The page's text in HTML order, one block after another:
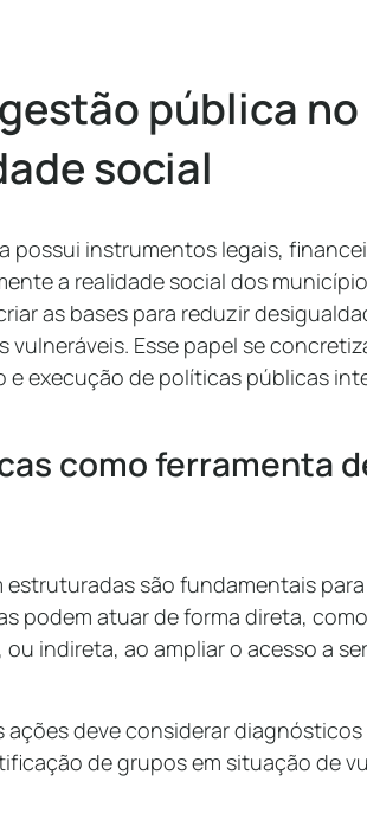
pública
social
possui instrumentos legais,
a realidade social dos
as bases para reduzir
vulneráveis. Esse papel se
e execução de políticas públicas
como ferramenta
estruturadas são fundamentais
podem atuar de forma direta,
indireta, ao ampliar o acesso a
ações deve considerar
de grupos em situação de